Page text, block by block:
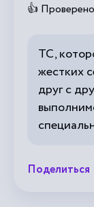
👍 Проверено
ТС,
жестких
друг с
Поделиться